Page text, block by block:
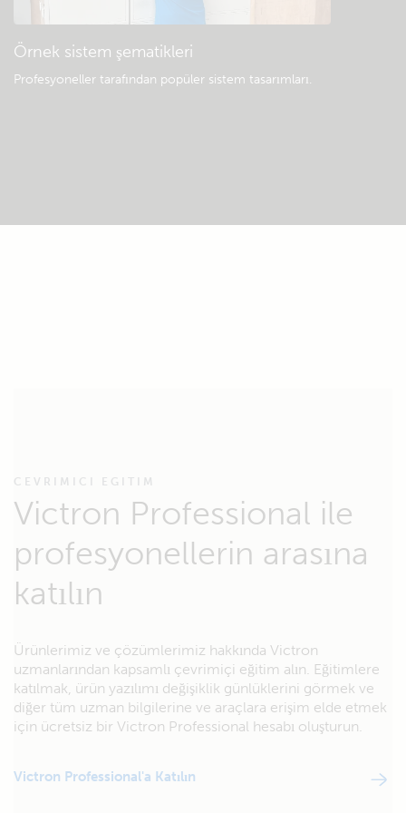
Örnek sistem şematikleri
Profesyoneller tarafından popüler sistem tasarımları.
CEVRIMICI EGITIM
Victron Professional ile
profesyonellerin arasına
katılın
Ürünlerimiz ve çözümlerimiz hakkında Victron
uzmanlarından kapsamlı çevrimiçi eğitim alın. Eğitimlere
katılmak, ürün yazılımı değişiklik günlüklerini görmek ve
diğer tüm uzman bilgilerine ve araçlara erişim elde etmek
için ücretsiz bir Victron Professional hesabı oluşturun.
Victron Professional'a Katılın